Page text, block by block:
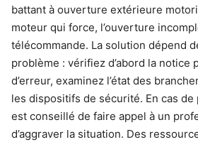
battant à ouverture extérieure
moteur qui force, l’ouverture
télécommande. La solution dépend
problème : vérifiez d’abord la notice
d’erreur, examinez l’état des
les dispositifs de sécurité. En cas
est conseillé de faire appel à un
d’aggraver la situation. Des